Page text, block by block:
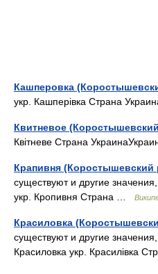
Кашперовка
укр. Кашперівка Страна
Квитневое
Квітневе Страна
Крапивня (Коростышевский
существуют и другие
укр. Кропивня Страна …
Красиловка
существуют и другие
Красиловка укр. Красилівка